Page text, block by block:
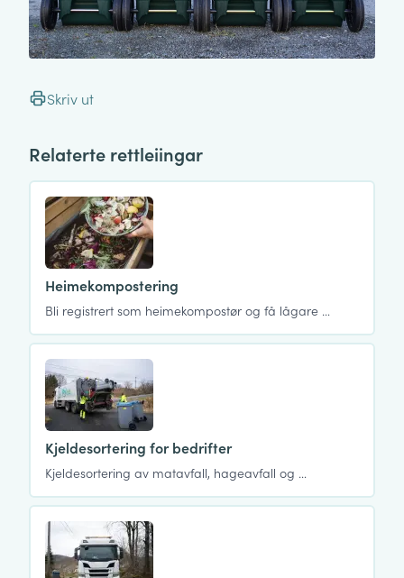
Skriv ut
Relaterte rettleiingar
Heimekompostering
Bli registrert som heimekompostør og få lågare …
Kjeldesortering for bedrifter
Kjeldesortering av matavfall, hageavfall og …